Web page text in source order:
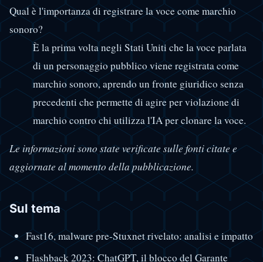
Qual è l'importanza di registrare la voce come marchio
sonoro?
È la prima volta negli Stati Uniti che la voce parlata
di un personaggio pubblico viene registrata come
marchio sonoro, aprendo un fronte giuridico senza
precedenti che permette di agire per violazione di
marchio contro chi utilizza l'IA per clonare la voce.
Le informazioni sono state verificate sulle fonti citate e
aggiornate al momento della pubblicazione.
Sul tema
Fast16, malware pre-Stuxnet rivelato: analisi e impatto
Flashback 2023: ChatGPT, il blocco del Garante